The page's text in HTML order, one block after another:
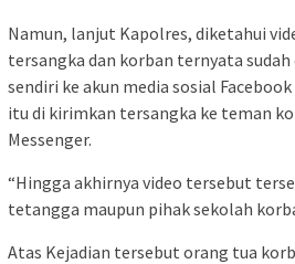
Namun, lanjut Kapolres, diketahui
tersangka dan korban ternyata
sendiri ke akun media sosial
itu di kirimkan tersangka ke teman
Messenger.
“Hingga akhirnya video tersebut
tetangga maupun pihak sekolah
Atas Kejadian tersebut orang tua